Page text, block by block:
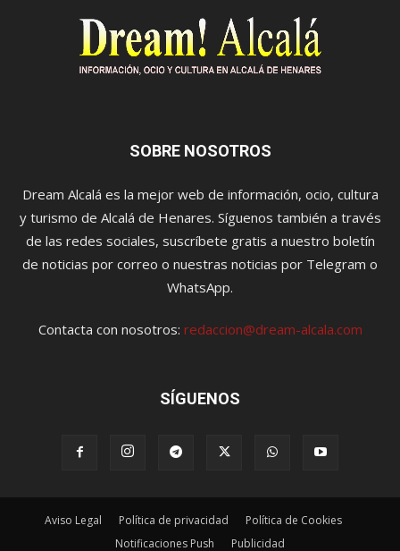
SOBRE NOSOTROS
Dream Alcalá es la mejor web de información, ocio, cultura
y turismo de Alcalá de Henares. Síguenos también a través
de las redes sociales, suscríbete gratis a nuestro boletín
de noticias por correo o nuestras noticias por Telegram o
WhatsApp.
Contacta con nosotros: redaccion@dream-alcala.com
SÍGUENOS
Aviso Legal Política de privacidad
Política de Cookies
Notificaciones Push
Publicidad